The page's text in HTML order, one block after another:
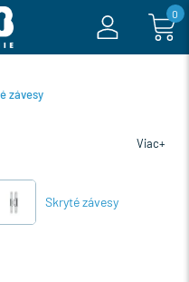
0
závesy
Viac+
Skryté závesy